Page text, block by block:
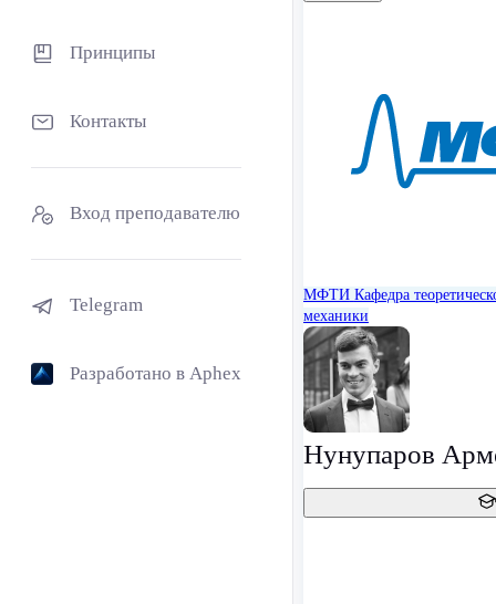
Принципы
Контакты
Вход преподавателю
Telegram
Разработано в Aphex
МФТИ Кафедра
механики
Нунупаров